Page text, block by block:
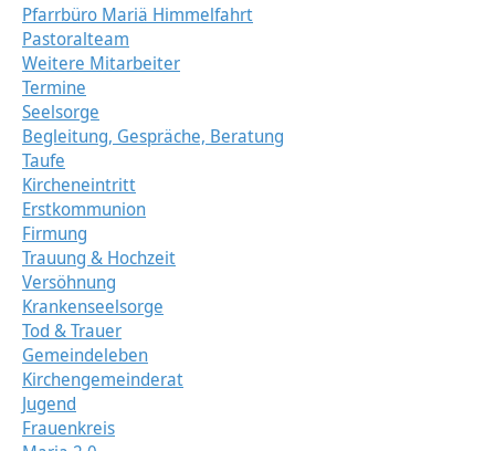
Pfarrbüro Mariä Himmelfahrt
Pastoralteam
Weitere Mitarbeiter
Termine
Seelsorge
Begleitung, Gespräche, Beratung
Taufe
Kircheneintritt
Erstkommunion
Firmung
Trauung & Hochzeit
Versöhnung
Krankenseelsorge
Tod & Trauer
Gemeindeleben
Kirchengemeinderat
Jugend
Frauenkreis